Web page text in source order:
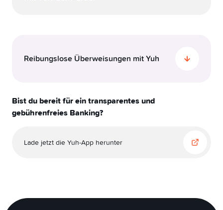
Reibungslose Überweisungen mit Yuh
BIC (Bank Identifier Code) und die IBAN des
Empfängers, um sicherzustellen, dass dein Geld
halten die Gebühren so niedrig wie möglich.
und Liechtenstein:Sende Geld in 13
Bist du bereit für ein transparentes und
gebührenfreies Banking?
Lade jetzt die Yuh-App herunter